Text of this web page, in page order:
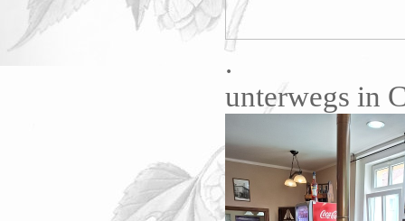
.
unterwegs in